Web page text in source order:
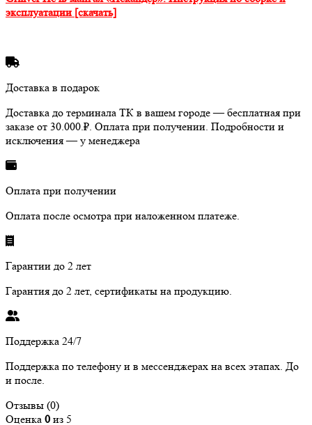
эксплуатации [скачать]
Доставка в подарок
Доставка до терминала ТК в вашем городе — бесплатная при
заказе от 30.000.₽. Оплата при получении. Подробности и
исключения — у менеджера
Оплата при получении
Оплата после осмотра при наложенном платеже.
Гарантии до 2 лет
Гарантия до 2 лет, сертификаты на продукцию.
Поддержка 24/7
Поддержка по телефону и в мессенджерах на всех этапах. До
и после.
Отзывы (0)
Оценка 0 из 5